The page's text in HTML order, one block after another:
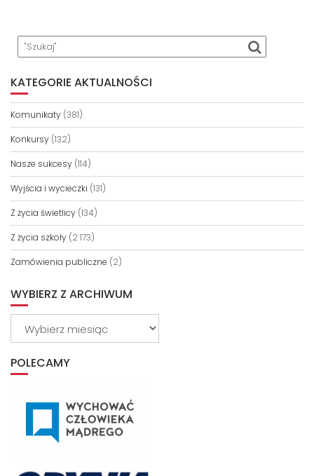
KATEGORIE AKTUALNOŚCI
Komunikaty (381)
Konkursy (132)
Nasze sukcesy (114)
Wyjścia i wycieczki (131)
Z życia świetlicy (134)
Z życia szkoły (2 173)
Zamówienia publiczne (2)
WYBIERZ Z ARCHIWUM
POLECAMY